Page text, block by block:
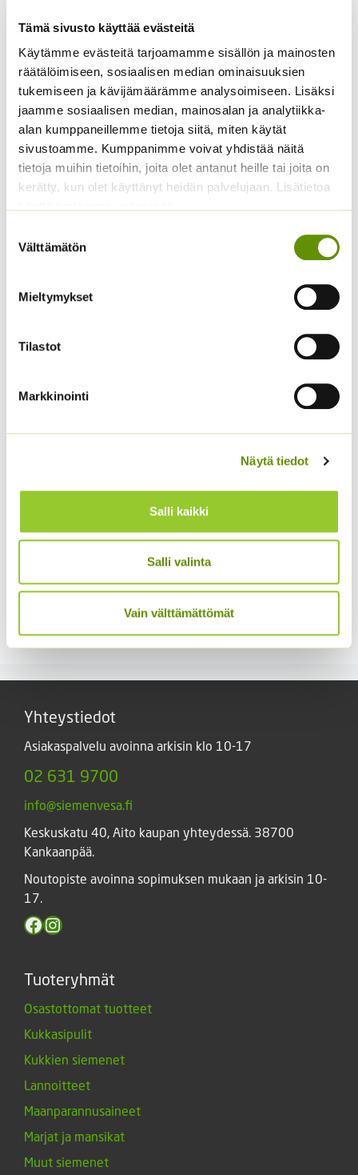
Tämä sivusto käyttää evästeitä
Käytämme evästeitä tarjoamamme sisällön ja mainosten
räätälöimiseen, sosiaalisen median ominaisuuksien
tukemiseen ja kävijämäärämme analysoimiseen. Lisäksi
jaamme sosiaalisen median, mainosalan ja analytiikka-
alan kumppaneillemme tietoja siitä, miten käytät
sivustoamme. Kumppanimme voivat yhdistää näitä
tietoja muihin tietoihin, joita olet antanut heille tai joita on
kerätty, kun olet käyttänyt heidän palvelujaan. Lisätietoa
valinta
Välttämätön
Mieltymykset
Tilastot
Markkinointi
Näytä tiedot
Salli kaikki
Salli valinta
Vain välttämättömät
Aitoelämänlanka
Presto sekoitus
2,70€ Sisältää arvonlisäveron
Hämähäkkikukka
sekoitus
2,70€ Sisältää arvonlisäveron
Kukontöyhtö New Look
Kaliforniantuliunikko
Sisältää arvonlisäveron
Kääpiöauringonkukka
2,95€ Sisältää arvonlisäveron
Kiinanasteri Fan
sekoitus (noin 100 s.)
3,90€ Sisältää arvonlisäveron
Yhteystiedot
Asiakaspalvelu avoinna arkisin klo 10-17
02 631 9700
info@siemenvesa.fi
Keskuskatu 40, Aito kaupan yhteydessä. 38700
Kankaanpää.
Noutopiste avoinna sopimuksen mukaan ja arkisin 10-
17.
Facebook
Instagram
Tuoteryhmät
Osastottomat tuotteet
Kukkasipulit
Kukkien siemenet
Lannoitteet
Maanparannusaineet
Marjat ja mansikat
Muut siemenet